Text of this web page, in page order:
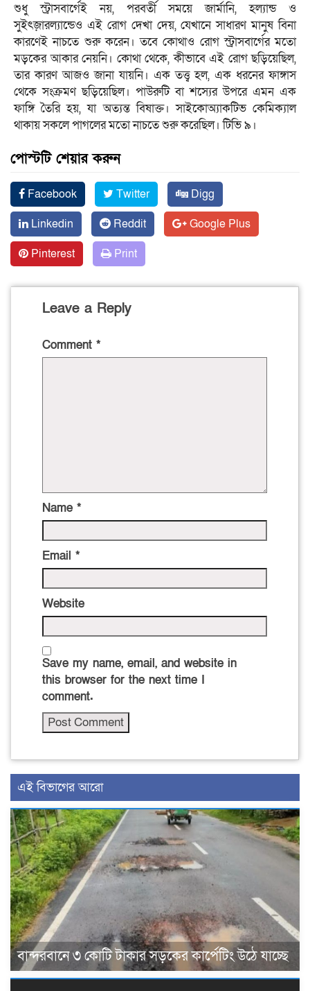
শুধু স্ট্রাসবার্গেই নয়, পরবর্তী সময়ে জার্মানি, হল্যান্ড ও
সুইৎজ়ারল্যান্ডেও এই রোগ দেখা দেয়, যেখানে সাধারণ মানুষ বিনা
কারণেই নাচতে শুরু করেন। তবে কোথাও রোগ স্ট্রাসবার্গের মতো
মড়কের আকার নেয়নি। কোথা থেকে, কীভাবে এই রোগ ছড়িয়েছিল,
তার কারণ আজও জানা যায়নি। এক তত্ত্ব হল, এক ধরনের ফাঙ্গাস
থেকে সংক্রমণ ছড়িয়েছিল। পাউরুটি বা শস্যের উপরে এমন এক
ফাঙ্গি তৈরি হয়, যা অত্যন্ত বিষাক্ত। সাইকোঅ্যাকটিভ কেমিক্যাল
থাকায় সকলে পাগলের মতো নাচতে শুরু করেছিল। টিভি ৯।
পোস্টটি শেয়ার করুন
Facebook Twitter
Digg
Linkedin
Reddit
Google Plus
Pinterest
Print
Leave a Reply
Comment *
Name *
Email *
Website
Save my name, email, and website in
this browser for the next time I
comment.
এই বিভাগের আরো
বান্দরবানে ৩ কোটি টাকার সড়কের কার্পেটিং উঠে যাচ্ছে